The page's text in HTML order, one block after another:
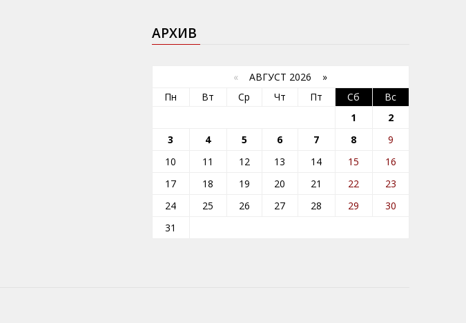
АРХИВ
« АВГУСТ 2026 »
Пн
Вт Ср Чт Пт Сб
Вс
1
2
3
4 5 6 7 8
9
10
11 12 13 14 15
16
17
18 19 20 21 22
23
24
25 26 27 28 29
30
31